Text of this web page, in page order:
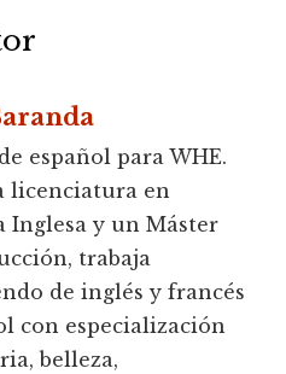
español para WHE.
licenciatura en
Inglesa y un Máster
trabaja
de inglés y francés
con especialización
belleza,